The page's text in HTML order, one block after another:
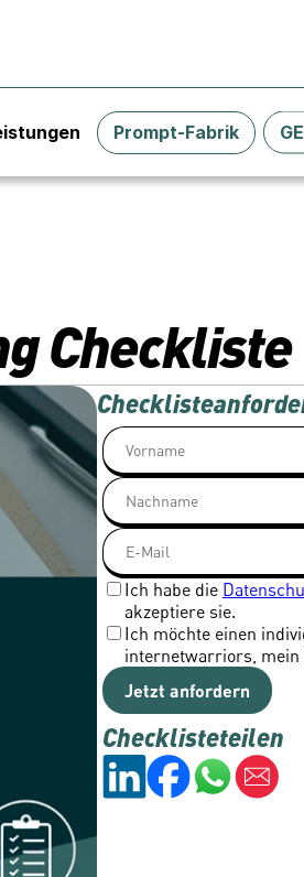
Prompt-Fabrik
Checkliste
Checkliste
Ich habe die
akzeptiere sie.
Ich möchte einen
internetwarriors, mein
Jetzt anfordern
Checklisteteilen